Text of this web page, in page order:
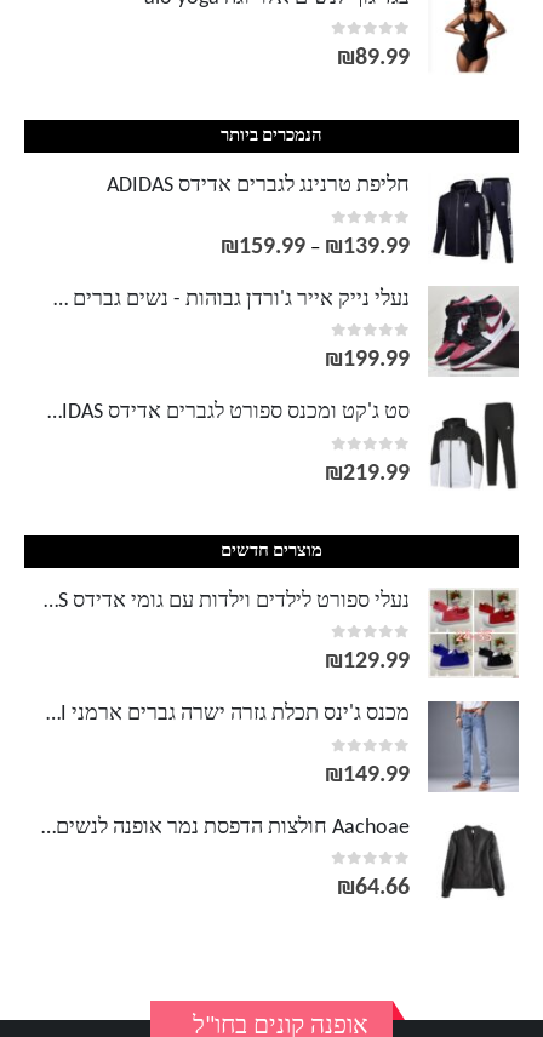
0
out of 5
₪89.99
הנמכרים ביותר
חליפת טרנינג לגברים אדידס ADIDAS
0
out of 5
₪139.99
–
₪159.99
נעלי נייק אייר ג'ורדן גבוהות - נשים גברים NIKE AIR JORDAN
0
out of 5
₪199.99
סט ג'קט ומכנס ספורט לגברים אדידס ADIDAS
0
out of 5
₪219.99
מוצרים חדשים
נעלי ספורט לילדים וילדות עם גומי אדידס ADIDAS
0
out of 5
₪129.99
מכנס ג'ינס תכלת גזרה ישרה גברים ארמני ARMANI
0
out of 5
₪149.99
Aachoae חולצות הדפסת נמר אופנה לנשים 2020 חולצה פרווה שרוול ארוך שקוף שקוף חולצה עליונית אלגנטית שחורה Blusas Mujer
0
out of 5
₪64.66
אופנה קונים בחו"ל